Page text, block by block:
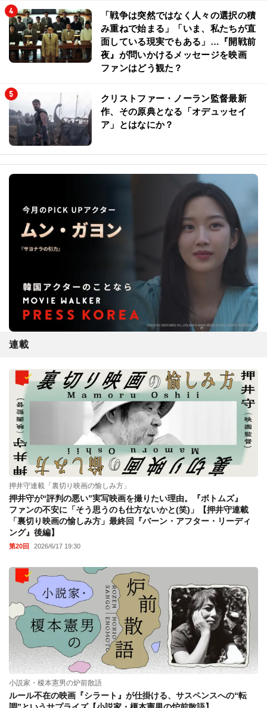
「戦争は突然ではなく人々の選択の積
み重ねで始まる」「いま、私たちが直
面している現実でもある」…『開戦前
夜』が問いかけるメッセージを映画
ファンはどう観た？
クリストファー・ノーラン監督最新
作、その原典となる「オデュッセイ
ア」とはなにか？
連載
押井守連載「裏切り映画の愉しみ方」
押井守が“評判の悪い”実写映画を撮りたい理由。『ボトムズ』
ファンの不安に「そう思うのも仕方ないかと(笑)」【押井守連載
「裏切り映画の愉しみ方」最終回『バーン・アフター・リーディ
ング』後編】
第20回 2026/6/17 19:30
小説家・榎本憲男の炉前散語
ルール不在の映画『シラート』が仕掛ける、サスペンスへの“転